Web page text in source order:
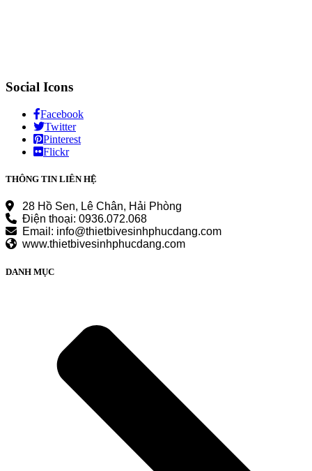
Social Icons
Facebook
Twitter
Pinterest
Flickr
THÔNG TIN LIÊN HỆ
28 Hồ Sen, Lê Chân, Hải Phòng
Điện thoại: 0936.072.068
Email: info@thietbivesinhphucdang.com
www.thietbivesinhphucdang.com
DANH MỤC